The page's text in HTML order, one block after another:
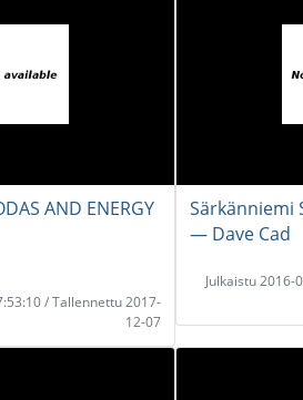
AND ENERGY
/ Tallennettu 2017-
12-07
Särkänniemi
― Dave Cad
Julkaistu